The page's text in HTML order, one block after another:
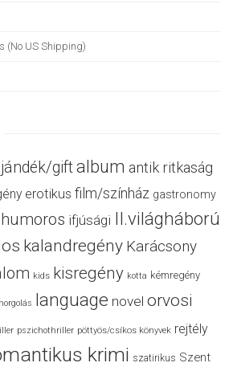
(no US Shipping)
giftalbum antik ritkaság
erotikus film/színház gastronomy
humoros ifjúsági II.világháború
kalandregény Karácsony
kids kisregény kotta kémregény
language novel orvosi
pszichothriller pöttyös/csíkos könyvek rejtély
krimi szatirikus Szent